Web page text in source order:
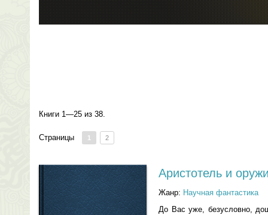
Книги 1—25 из 38.
Страницы 1 2
Аристотель и
Жанр: Научная фантастика
До Вас уже, безусловно,